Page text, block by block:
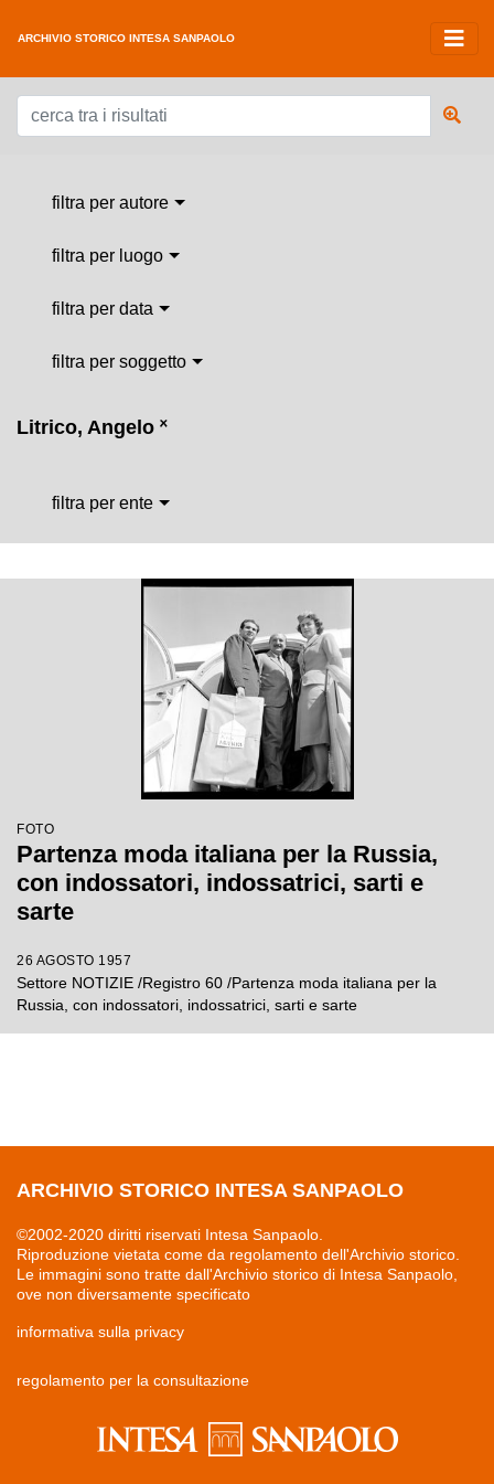
ARCHIVIO STORICO INTESA SANPAOLO
filtra per autore
filtra per luogo
filtra per data
filtra per soggetto
Litrico, Angelo ˟
filtra per ente
FOTO
Partenza moda italiana per la Russia,
con indossatori, indossatrici, sarti e
sarte
26 AGOSTO 1957
Settore NOTIZIE /Registro 60 /Partenza moda italiana per la
Russia, con indossatori, indossatrici, sarti e sarte
ARCHIVIO STORICO INTESA SANPAOLO
©2002-2020 diritti riservati Intesa Sanpaolo.
Riproduzione vietata come da regolamento dell'Archivio storico.
Le immagini sono tratte dall'Archivio storico di Intesa Sanpaolo,
ove non diversamente specificato
informativa sulla privacy
regolamento per la consultazione